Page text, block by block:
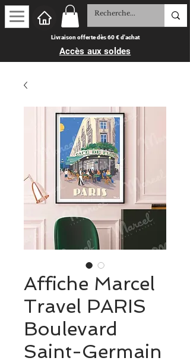
Livraison offerte dès 60 € d'achat
Accès aux soldes
Affiche Marcel
Travel PARIS
Boulevard
Saint-Germain